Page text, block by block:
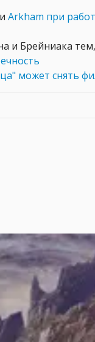
Arkham при
и Брейниака
может снять